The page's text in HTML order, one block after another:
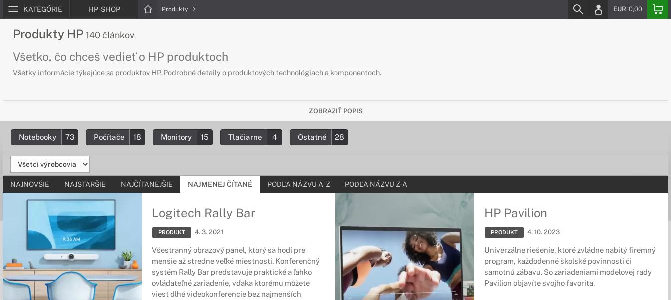
KATEGÓRIE HP-SHOP Produkty EUR 0,00
Produkty HP 140 článkov
Všetko, čo chceš vedieť o HP produktoch
Všetky informácie týkajúce sa produktov HP. Podrobné detaily o produktových technológiach a komponentoch.
ZOBRAZIŤ POPIS
Notebooky 73 Počítače 18 Monitory 15 Tlačiarne 4 Ostatné 28
NAJNOVŠIE NAJSTARŠIE NAJČÍTANEJŠIE NAJMENEJ ČÍTANÉ PODĽA NÁZVU A-Z PODĽA NÁZVU Z-A
Logitech Rally Bar
PRODUKT 4. 3. 2021
Všestranný obrazový panel, ktorý sa hodí pre
menšie až stredne veľké miestnosti. Konferenčný
systém Rally Bar predstavuje praktické a ľahko
ovládateľné zariadenie, vďaka ktorému môžete
viesť dlhé videokonferencie bez najmenších
HP Pavilion
PRODUKT 4. 10. 2023
Univerzálne riešenie, ktoré zvládne nabitý firemný
program, každodenné školské povinnosti či
samotnú zábavu. So zariadeniami modelovej rady
Pavilion objavíte svojho favorita.